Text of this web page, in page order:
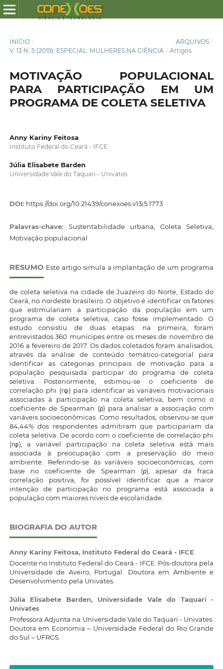
INÍCIO / ARQUIVOS /
V. 13 N. 5 (2019): ESPECIAL: MULHERES NA CIÊNCIA / Artigos
MOTIVAÇÃO POPULACIONAL
PARA PARTICIPAÇÃO EM UM
PROGRAMA DE COLETA SELETIVA
Anny Kariny Feitosa
Instituto Federal do Ceará - IFCE
Júlia Elisabete Barden
Universidade Vale do Taquari - Univates
DOI: https://doi.org/10.21439/conexoes.v13i5.1773
Palavras-chave: Sustentabilidade urbana, Coleta Seletiva,
Motivação populacional
RESUMO Este artigo simula a implantação de um programa
de coleta seletiva na cidade de Juazeiro do Norte, Estado do
Ceará, no nordeste brasileiro. O objetivo é identificar os fatores
que estimulariam a participação da população em um
programa de coleta seletiva, caso fosse implementado. O
estudo consistiu de duas etapas: na primeira, foram
entrevistados 360 munícipes entre os meses de novembro de
2016 a fevereiro de 2017. Os dados coletados foram analisados,
através da análise de conteúdo temático-categorial para
identificar as categorias principais de motivação para a
população pesquisada participar do programa de coleta
seletiva. Posteriormente, estimou-se o coeficiente de
correlação phi (rφ) para identificar as variáveis motivacionais
associadas à participação na coleta seletiva, bem como o
coeficiente de Spearman (ρ) para analisar a associação com
variáveis socioeconômicas. Como resultados, observou-se que
84,44% dos respondentes admitiram que participariam da
coleta seletiva. De acordo com o coeficiente de correlação phi
(rφ), a variável participação na coleta seletiva está mais
associada à preocupação com a preservação do meio
ambiente. Referindo-se às variáveis socioeconômicas, com
base no coeficiente de Spearman (ρ), apesar da fraca
correlação positiva, foi possível identificar que a maior
intenção de participação no programa está associada a
população com maiores níveis de escolaridade.
BIOGRAFIA DO AUTOR
Anny Kariny Feitosa, Instituto Federal do Ceará - IFCE
Docente no Instituto Federal do Ceará - IFCE. Pós-doutora pela
Universidade de Aveiro, Portugal. Doutora em Ambiente e
Desenvolvimento pela Univates.
Júlia Elisabete Barden, Universidade Vale do Taquari -
Univates
Professora Adjunta na Universidade Vale do Taquari - Univates.
Doutora em Economia – Universidade Federal do Rio Grande
do Sul – UFRGS.